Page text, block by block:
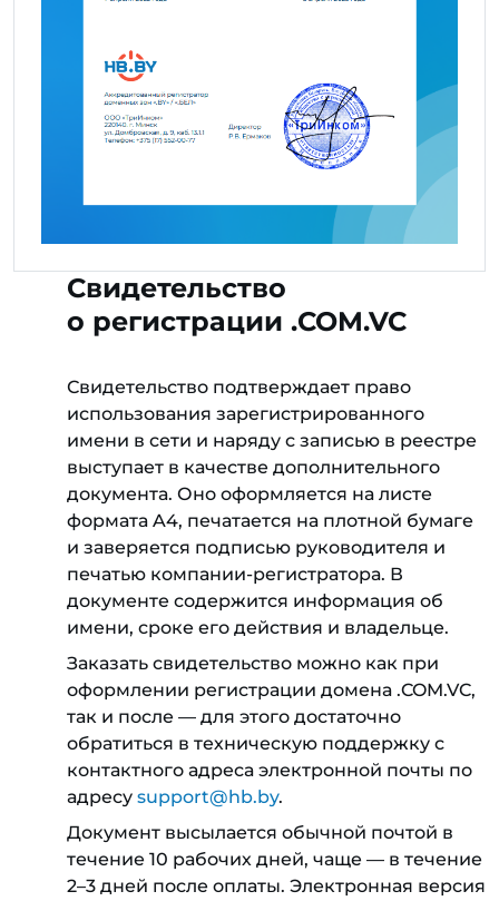
Свидетельство
о регистрации .COM.VC
Свидетельство подтверждает право
использования зарегистрированного
имени в сети и наряду с записью в реестре
выступает в качестве дополнительного
документа. Оно оформляется на листе
формата A4, печатается на плотной бумаге
и заверяется подписью руководителя и
печатью компании-регистратора. В
документе содержится информация об
имени, сроке его действия и владельце.
Заказать свидетельство можно как при
оформлении регистрации домена .COM.VC,
так и после — для этого достаточно
обратиться в техническую поддержку с
контактного адреса электронной почты по
адресу support@hb.by.
Документ высылается обычной почтой в
течение 10 рабочих дней, чаще — в течение
2–3 дней после оплаты. Электронная версия